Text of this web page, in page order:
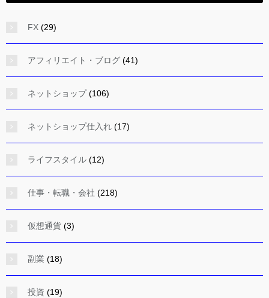
FX (29)
アフィリエイト・ブログ (41)
ネットショップ(106)
ネットショップ仕入れ (17)
ライフスタイル (12)
仕事・転職・会社 (218)
仮想通貨 (3)
副業 (18)
投資 (19)